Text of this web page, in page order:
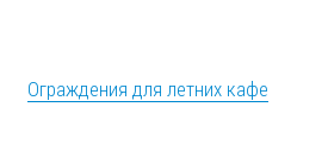
Ограждения для летних кафе